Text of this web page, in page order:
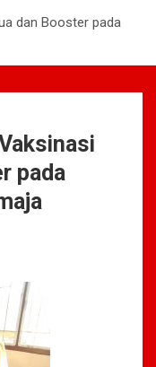
dan Booster pada
pada